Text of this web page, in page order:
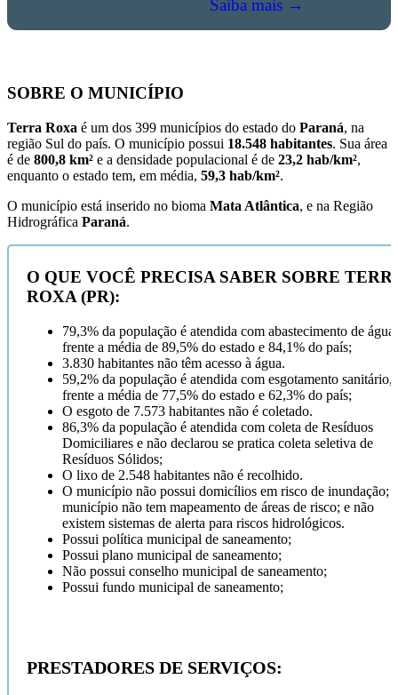
Saiba mais →
SOBRE O MUNICÍPIO
Terra Roxa é um dos 399 municípios do estado do Paraná, na
região Sul do país. O município possui 18.548 habitantes. Sua área
é de 800,8 km² e a densidade populacional é de 23,2 hab/km²,
enquanto o estado tem, em média, 59,3 hab/km².
O município está inserido no bioma Mata Atlântica, e na Região
Hidrográfica Paraná.
O QUE VOCÊ PRECISA SABER SOBRE
ROXA (PR):
79,3% da população é atendida com abastecimento de água,
frente a média de 89,5% do estado e 84,1% do país;
3.830 habitantes não têm acesso à água.
59,2% da população é atendida com esgotamento sanitário,
frente a média de 77,5% do estado e 62,3% do país;
O esgoto de 7.573 habitantes não é coletado.
86,3% da população é atendida com coleta de Resíduos
Domiciliares e não declarou se pratica coleta seletiva de
Resíduos Sólidos;
O lixo de 2.548 habitantes não é recolhido.
O município não possui domicílios em risco de inundação;
município não tem mapeamento de áreas de risco; e não
existem sistemas de alerta para riscos hidrológicos.
Possui política municipal de saneamento;
Possui plano municipal de saneamento;
Não possui conselho municipal de saneamento;
Possui fundo municipal de saneamento;
PRESTADORES DE SERVIÇOS: